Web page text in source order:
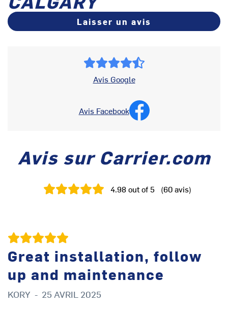
Laisser un avis
Avis Google
Avis Facebook
Avis sur Carrier.com
4.98out of 5 (60 avis)
Great installation, follow
up and maintenance
KORY - 25 AVRIL 2025